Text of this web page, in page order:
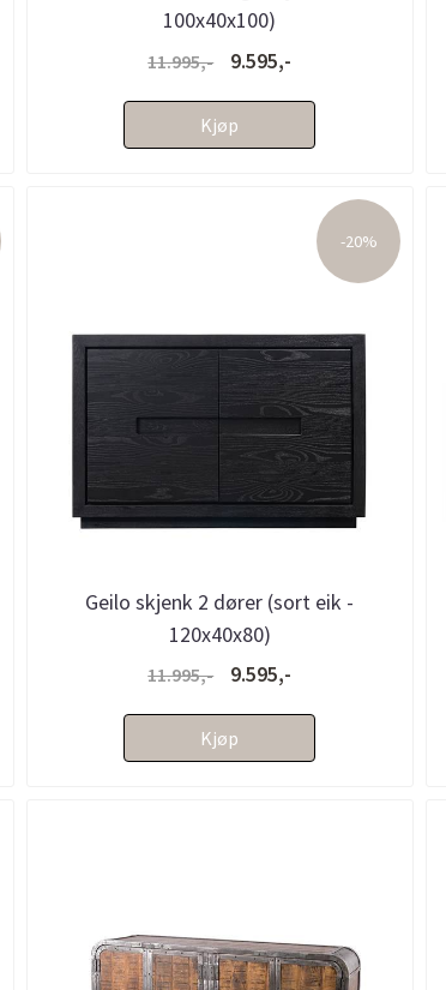
100x40x100)
11.995,- 9.595,-
Kjøp
-20%
Geilo skjenk 2 dører (sort eik -
120x40x80)
11.995,- 9.595,-
Kjøp